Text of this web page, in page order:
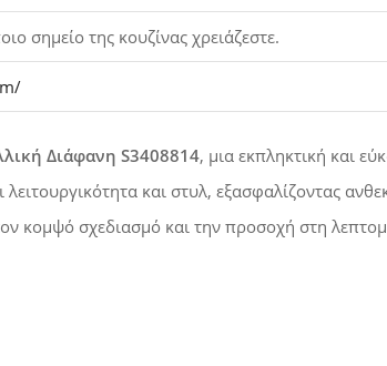
σημείο της κουζίνας χρειάζεστε.
Διάφανη S3408814, μια εκπληκτική και
και στυλ, εξασφαλίζοντας
κομψό σχεδιασμό και την προσοχή στη